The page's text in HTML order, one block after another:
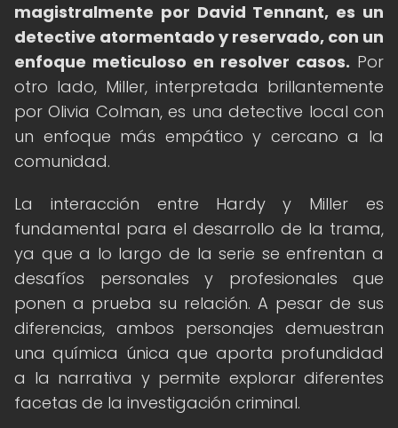
magistralmente por David Tennant, es un
detective atormentado y reservado, con un
enfoque meticuloso en resolver casos. Por
otro lado, Miller, interpretada brillantemente
por Olivia Colman, es una detective local con
un enfoque más empático y cercano a la
comunidad.
La interacción entre Hardy y Miller es
fundamental para el desarrollo de la trama,
ya que a lo largo de la serie se enfrentan a
desafíos personales y profesionales que
ponen a prueba su relación. A pesar de sus
diferencias, ambos personajes demuestran
una química única que aporta profundidad
a la narrativa y permite explorar diferentes
facetas de la investigación criminal.